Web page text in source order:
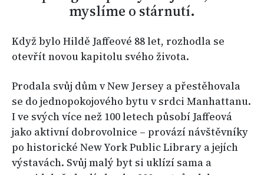
myslíme o stárnutí.
Když bylo Hildě Jaffeové 88 let, rozhodla se
otevřít novou kapitolu svého života.
Prodala svůj dům v New Jersey a přestěhovala
se do jednopokojového bytu v srdci Manhattanu.
I ve svých více než 100 letech působí Jaffeová
jako aktivní dobrovolnice – provází návštěvníky
po historické New York Public Library a jejích
výstavách. Svůj malý byt si uklízí sama a